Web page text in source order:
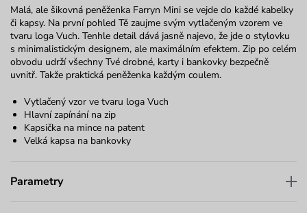
Malá, ale šikovná peněženka Farryn Mini se vejde do každé kabelky
či kapsy. Na první pohled Tě zaujme svým vytlačeným vzorem ve
tvaru loga Vuch. Tenhle detail dává jasně najevo, že jde o stylovku
s minimalistickým designem, ale maximálním efektem. Zip po celém
obvodu udrží všechny Tvé drobné, karty i bankovky bezpečně
uvnitř. Takže praktická peněženka každým coulem.
Vytlačený vzor ve tvaru loga Vuch
Hlavní zapínání na zip
Kapsička na mince na patent
Velká kapsa na bankovky
Parametry